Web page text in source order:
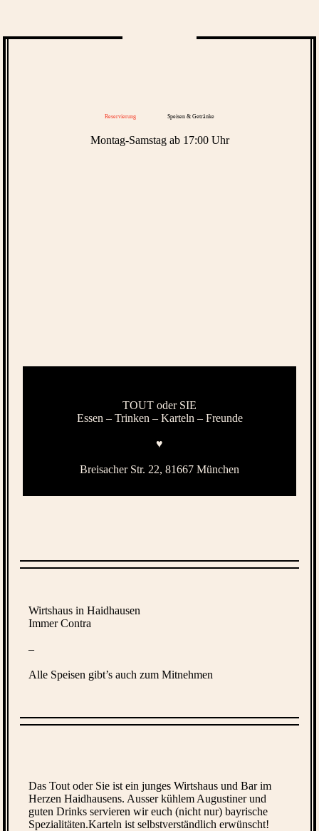
Reservierung Speisen & Getränke
Montag-Samstag ab 17:00 Uhr
TOUT oder SIE
Essen – Trinken – Karteln – Freunde
♥
Breisacher Str. 22, 81667 München
Wirtshaus in Haidhausen
Immer Contra
–
Alle Speisen gibt’s auch zum Mitnehmen
Das Tout oder Sie ist ein junges Wirtshaus und Bar im
Herzen Haidhausens. Ausser kühlem Augustiner und
guten Drinks servieren wir euch (nicht nur) bayrische
Spezialitäten.Karteln ist selbstverständlich erwünscht!